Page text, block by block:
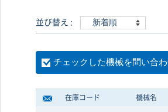
並び替え :
在庫コード 機械名